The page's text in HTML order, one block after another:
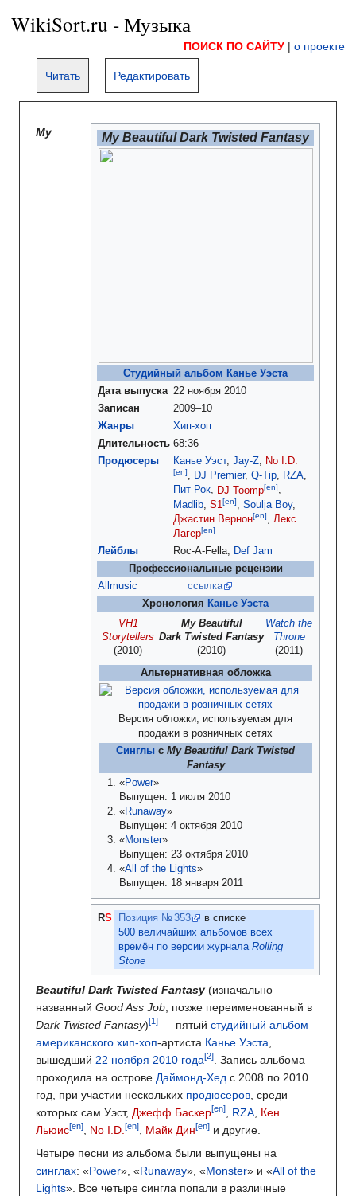
WikiSort.ru - Музыка
ПОИСК ПО САЙТУ | о проекте
Читать Редактировать
My Beautiful Dark Twisted Fantasy
Студийный альбом Канье Уэста
Дата выпуска 22 ноября 2010
Записан
2009–10
Жанры
Хип-хоп
Длительность 68:36
Продюсеры
Канье Уэст, Jay-Z, No I.D.
[en], DJ Premier, Q-Tip, RZA,
Пит Рок, DJ Toomp[en],
Madlib S1 [en] Soulja Boy,
Джастин Вернон[en], Лекс
Лагер[en]
Лейблы Roc-A-Fella, Def Jam
Профессиональные рецензии
Allmusic
ссылка
Хронология Канье Уэста
VH1
Storytellers
(2010)
My Beautiful
Dark Twisted Fantasy
(2010)
Watch the
Throne
(2011)
Альтернативная обложка
Версия обложки, используемая для
продажи в розничных сетях
Синглы с My Beautiful Dark Twisted
Fantasy
«Power»
Выпущен: 1 июля 2010
«Runaway»
Выпущен: 4 октября 2010
«Monster»
Выпущен: 23 октября 2010
«All of the Lights»
Выпущен: 18 января 2011
RS Позиция № 353
в списке
500 величайших альбомов всех
времён по версии журналаRolling
Stone
My
Beautiful Dark Twisted Fantasy (изначально
названный Good Ass Job , позже переименованный в
Dark Twisted Fantasy) — пятый студийный альбом
американского хип-хоп-артиста Канье Уэста
вышедший 22 ноября 2010 года
. Запись альбома
проходила на острове Даймонд-Хед с 2008 по 2010
год, при участии нескольких продюсеров , среди
которых сам Уэст, Джефф Баскер[en] RZA Кен
Льюис[en] No I.D. [en] Майк Дин[en] и другие.
Четыре песни из альбома были выпущены на
синглах: «Power», «Runaway», «Monster» и «All of the
Lights». Все четыре сингла попали в различные